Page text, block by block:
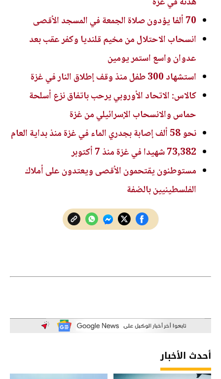
70 ألفا يؤدون صلاة الجمعة في المسجد الأقصى
انسحاب الاحتلال من مخيم قلنديا وكفر عقب بعد
عدوان واسع استمر يومين
استشهاد 300 طفل منذ وقف إطلاق النار في غزة
كالاس: الاتحاد الأوروبي يرحب باتفاق نزع أسلحة
حماس والانسحاب الإسرائيلي من غزة
نحو 58 ألف إصابة بجدري الماء في غزة منذ بداية العام
73,382 شهيدا في غزة منذ 7 أكتوبر
مستوطنون يقتحمون الأقصى ويعتدون على أملاك
الفلسطينيين بالضفة
أحدث الأخبار